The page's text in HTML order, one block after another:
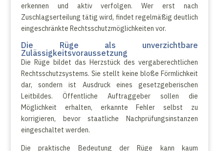
erkennen und aktiv verfolgen. Wer erst nach
Zuschlagserteilung tätig wird, findet regelmäßig deutlich
eingeschränkte Rechtsschutzmöglichkeiten vor.
Die Rüge als unverzichtbare
Zulässigkeitsvoraussetzung
Die Rüge bildet das Herzstück des vergaberechtlichen
Rechtsschutzsystems. Sie stellt keine bloße Förmlichkeit
dar, sondern ist Ausdruck eines gesetzgeberischen
Leitbildes. Öffentliche Auftraggeber sollen die
Möglichkeit erhalten, erkannte Fehler selbst zu
korrigieren, bevor staatliche Nachprüfungsinstanzen
eingeschaltet werden.
Die praktische Bedeutung der Rüge kann kaum